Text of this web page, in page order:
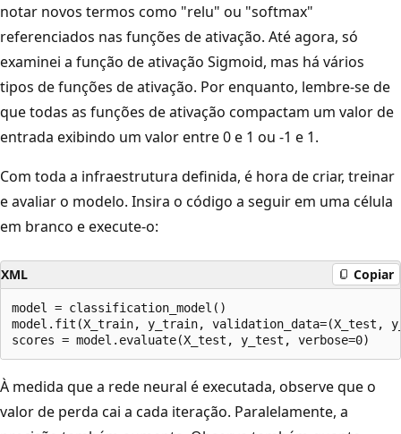
notar novos termos como "relu" ou "softmax"
referenciados nas funções de ativação. Até agora, só
examinei a função de ativação Sigmoid, mas há vários
tipos de funções de ativação. Por enquanto, lembre-se de
que todas as funções de ativação compactam um valor de
entrada exibindo um valor entre 0 e 1 ou -1 e 1.
Com toda a infraestrutura definida, é hora de criar, treinar
e avaliar o modelo. Insira o código a seguir em uma célula
em branco e execute-o:
XML Copiar
model = classification_model()
model.fit(X_train, y_train, validation_data=(X_test,
À medida que a rede neural é executada, observe que o
valor de perda cai a cada iteração. Paralelamente, a